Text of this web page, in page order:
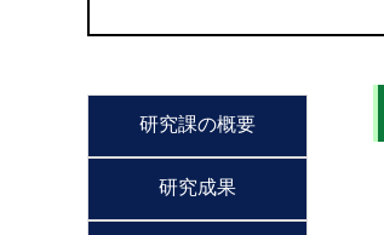
研究課の概要
研究成果